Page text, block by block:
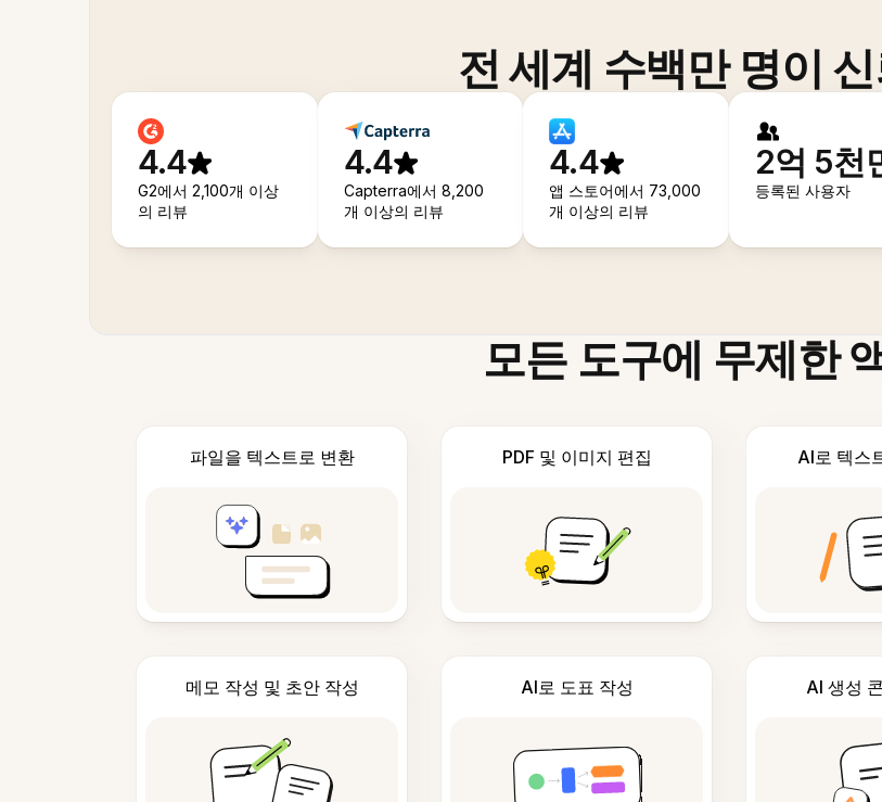
전 세계 수백만 명이
4.4
G2에서 2,100개 이상
의 리뷰
4.4
Capterra에서 8,200
개 이상의 리뷰
4.4
앱 스토어에서 73,000
개 이상의 리뷰
2억 5천
등록된 사용자
모든 도구에 무제한
파일을 텍스트로 변환 PDF 및 이미지 편집 AI로 텍스
메모 작성 및 초안 작성 AI로 도표 작성 AI 생성